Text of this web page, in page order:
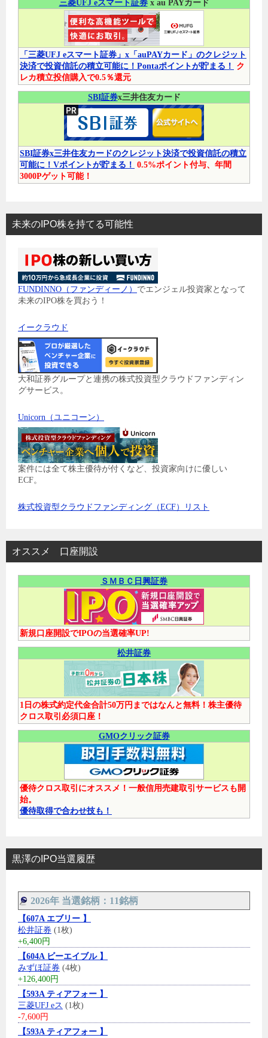
三菱UFJ eスマート証券x au PAYカード
「三菱UFJ eスマート証券」x「auPAYカード」のクレジット
決済で投資信託の積立可能に！Pontaポイントが貯まる！
ク
レカ積立投信購入で0.5％還元
SBI証券x三井住友カード
SBI証券x三井住友カードのクレジット決済で投資信託の積立
可能に！Vポイントが貯まる！ 0.5%ポイント付与、年間
3000Pゲット可能！
未来のIPO株を持てる可能性
FUNDINNO（ファンディーノ） でエンジェル投資家となって
未来のIPO株を買おう！
イークラウド
大和証券グループと連携の株式投資型クラウドファンディン
グサービス。
Unicorn（ユニコーン）
案件には全て株主優待が付くなど、投資家向けに優しい
ECF。
株式投資型クラウドファンディング（ECF）リスト
オススメ 口座開設
ＳＭＢＣ日興証券
新規口座開設でIPOの当選確率UP!
松井証券
1日の株式約定代金合計50万円まではなんと無料！株主優待
クロス取引必須口座！
GMOクリック証券
優待クロス取引にオススメ！一般信用売建取引サービスも開
始。
優待取得で合わせ技も！
黒澤のIPO当選履歴
2026年 当選銘柄：11銘柄
【607A エブリー 】
松井証券 (1枚)
+6,400円
【604A ビーエイブル 】
みずほ証券 (4枚)
+126,400円
【593A ティアフォー 】
三菱UFJ eス (1枚)
-7,600円
【593A ティアフォー 】